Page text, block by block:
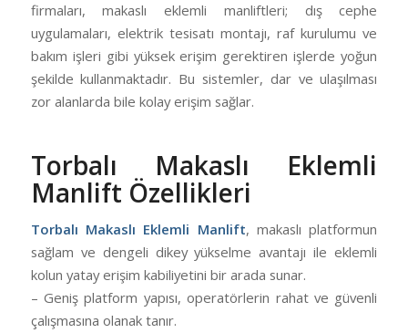
firmaları, makaslı eklemli manliftleri; dış cephe
uygulamaları, elektrik tesisatı montajı, raf kurulumu ve
bakım işleri gibi yüksek erişim gerektiren işlerde yoğun
şekilde kullanmaktadır. Bu sistemler, dar ve ulaşılması
zor alanlarda bile kolay erişim sağlar.
Torbalı Makaslı Eklemli
Manlift Özellikleri
Torbalı Makaslı Eklemli Manlift, makaslı platformun
sağlam ve dengeli dikey yükselme avantajı ile eklemli
kolun yatay erişim kabiliyetini bir arada sunar.
– Geniş platform yapısı, operatörlerin rahat ve güvenli
çalışmasına olanak tanır.